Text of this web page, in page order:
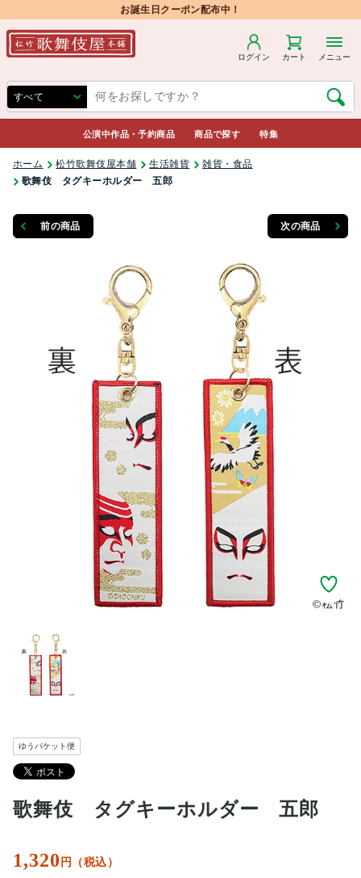
お誕生日クーポン配布中！
ログイン カート メニュー
公演中作品・予約商品 商品で探す 特集
ホーム 松竹歌舞伎屋本舗 生活雑貨
雑貨・食品
歌舞伎 タグキーホルダー 五郎
前の商品 次の商品
ゆうパケット便
歌舞伎 タグキーホルダー 五郎
1,320 円（税込）